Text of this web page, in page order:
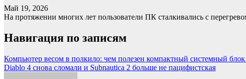
Май 19, 2026
На протяжении многих лет пользователи ПК сталкивались с
Навигация по записям
Компьютер весом в полкило: чем полезен компактный системный блок
Diablo 4 снова сломали и Subnautica 2 больше не пацифистская